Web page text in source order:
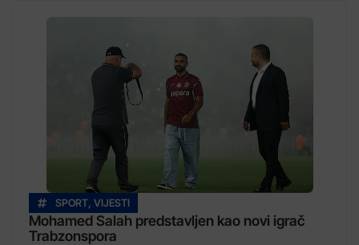
SPORT VIJESTI
Mohamed Salah predstavljen kao novi igrač
Trabzonspora